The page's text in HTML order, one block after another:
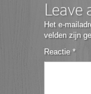
Leave
Het e-
velden zijn
Reactie *